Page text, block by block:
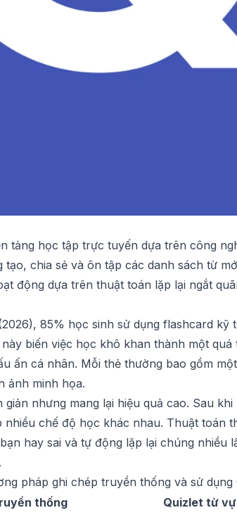
tảng học tập trực tuyến dựa trên công
chia sẻ và ôn tập các danh sách từ
động dựa trên thuật toán lặp lại ngắt
85% học sinh sử dụng flashcard kỹ
biến việc học khô khan thành một
ấn cá nhân. Mỗi thẻ thường bao gồm
ảnh minh họa.
nhưng mang lại hiệu quả cao. Sau
chế độ học khác nhau. Thuật toán
hay sai và tự động lặp lại chúng nhiều
pháp ghi chép truyền thống và sử dụng
thống
Quizlet từ